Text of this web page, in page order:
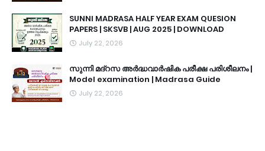
SUNNI MADRASA HALF YEAR EXAM QUESION
PAPERS | SKSVB | AUG 2025 | DOWNLOAD
July 22, 2026
സുന്നി മദ്റസ അർദ്ധവാർഷിക പരീക്ഷ പരിശീലനം |
Model examination | Madrasa Guide
July 22, 2026